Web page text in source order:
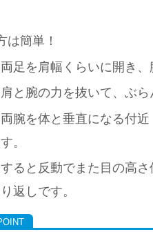
は簡単！
両足を肩幅くらいに開き
肩と腕の力を抜いて、ぶら
両腕を体と垂直になる付
す。
すると反動でまた目の高
り返しです。